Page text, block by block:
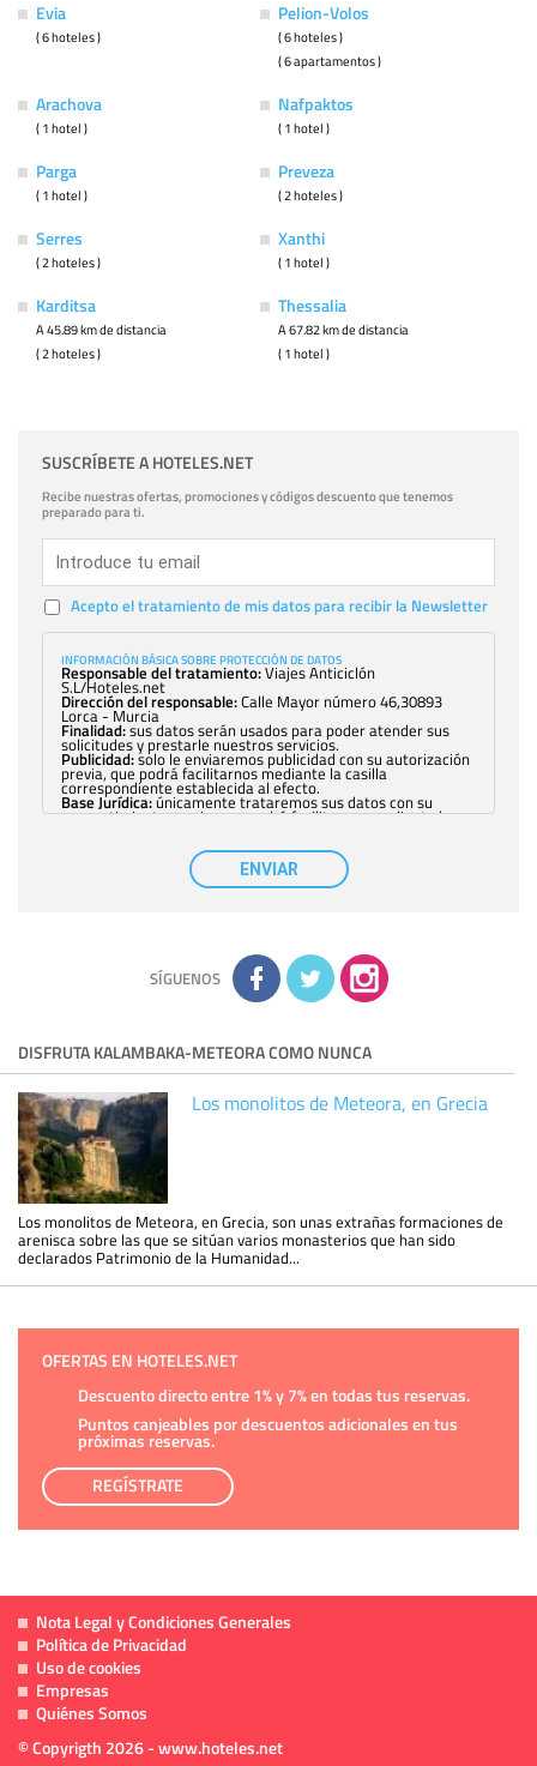
Evia
( 6 hoteles )
Pelion-Volos
( 6 hoteles )
( 6 apartamentos )
Arachova
( 1 hotel )
Nafpaktos
( 1 hotel )
Parga
( 1 hotel )
Preveza
( 2 hoteles )
Serres
( 2 hoteles )
Xanthi
( 1 hotel )
Karditsa
A 45.89 km de distancia
( 2 hoteles )
Thessalia
A 67.82 km de distancia
( 1 hotel )
SUSCRÍBETE A HOTELES.NET
Recibe nuestras ofertas, promociones y códigos descuento que tenemos
preparado para ti.
Acepto el tratamiento de mis datos para recibir la Newsletter
INFORMACIÓN BÁSICA SOBRE PROTECCIÓN DE DATOS
Responsable del tratamiento:Viajes Anticiclón
S.L/Hoteles.net
Dirección del responsable:Calle Mayor número 46,30893
Lorca - Murcia
Finalidad:sus datos serán usados para poder atender sus
solicitudes y prestarle nuestros servicios.
Publicidad:solo le enviaremos publicidad con su autorización
previa, que podrá facilitarnos mediante la casilla
correspondiente establecida al efecto.
Base Jurídica:únicamente trataremos sus datos con su
consentimiento previo, que podrá facilitarnos mediante la
con carácter general, sólo el personal de
nuestra entidad que esté debidamente autorizado podrá
tener conocimiento de la información que le pedimos. No se
comunicarán datos a terceros.
adicional y detallada sobre cómo tratamos sus datos en la
política de privacidad
ENVIAR
SÍGUENOS
DISFRUTA KALAMBAKA-METEORA COMO NUNCA
Los monolitos de Meteora, en Grecia
Los monolitos de Meteora, en Grecia, son unas extrañas formaciones de
arenisca sobre las que se sitúan varios monasterios que han sido
declarados Patrimonio de la Humanidad...
OFERTAS EN HOTELES.NET
Descuento directo entre 1% y 7% en todas tus reservas.
Puntos canjeables por descuentos adicionales en tus
próximas reservas.
REGÍSTRATE
Nota Legal y Condiciones Generales
Política de Privacidad
Uso de cookies
Empresas
Quiénes Somos
© Copyrigth 2026 - www.hoteles.net